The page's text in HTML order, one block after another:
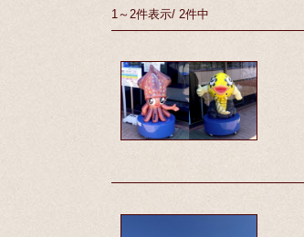
1～2件表示/ 2件中